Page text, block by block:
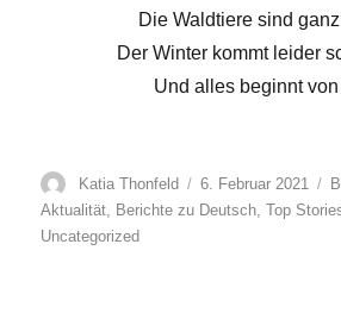
Die Waldtiere sind
Der Winter kommt leider
Und alles beginnt von
Autor
Katia Thonfeld
Veröffentlicht
am
6. Februar 2021
Aktualität, Berichte zu Deutsch,Top
Uncategorized